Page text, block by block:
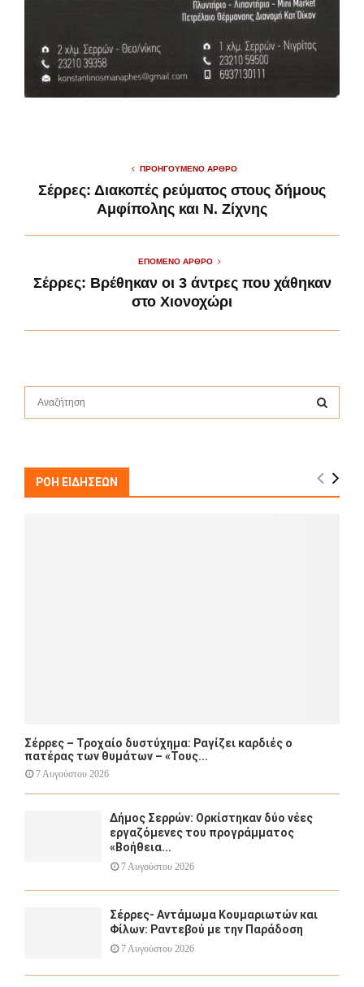
ΠΡΟΗΓΟΎΜΕΝΟ ΆΡΘΡΟ
Σέρρες: Διακοπές ρεύματος στους δήμους
Αμφίπολης και Ν. Ζίχνης
ΕΠΌΜΕΝΟ ΆΡΘΡΟ
Σέρρες: Βρέθηκαν οι 3 άντρες που χάθηκαν
στο Χιονοχώρι
f
A
ΡΟΗ ΕΙΔΗΣΕΩΝ
Σέρρες – Τροχαίο δυστύχημα: Ραγίζει καρδιές ο
πατέρας των θυμάτων – «Τους...
7 Αυγούστου 2026
Δήμος Σερρών: Ορκίστηκαν δύο νέες
εργαζόμενες του προγράμματος
«Βοήθεια...
7 Αυγούστου 2026
Σέρρες- Αντάμωμα Κουμαριωτών και
Φίλων: Ραντεβού με την Παράδοση
7 Αυγούστου 2026